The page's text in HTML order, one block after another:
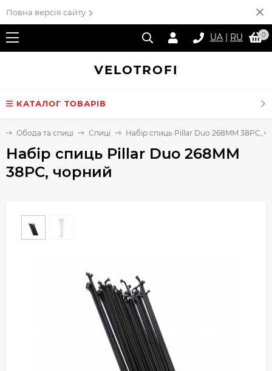
Повна версія сайту
UA | RU 0
VELOTROFI
КАТАЛОГ ТОВАРІВ
Обода та спиці Спиці Набір спиць Pillar Duo 268MM 38PC,
Набір спиць Pillar Duo 268MM
38PC, чорний